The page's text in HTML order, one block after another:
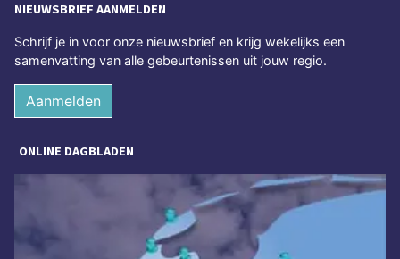
NIEUWSBRIEF AANMELDEN
Schrijf je in voor onze nieuwsbrief en krijg wekelijks een
samenvatting van alle gebeurtenissen uit jouw regio.
Aanmelden
ONLINE DAGBLADEN